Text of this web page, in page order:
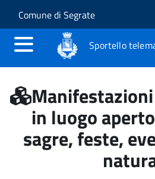
Salta al contenuto
Skip to site navigation
Comune di Segrate
Sportello
in luogo
sagre, feste,